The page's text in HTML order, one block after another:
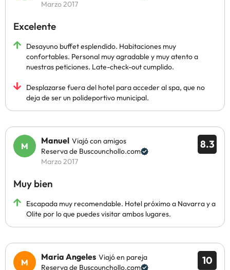
Marzo 2017
Excelente
Desayuno buffet esplendido. Habitaciones muy
confortables. Personal muy agradable y muy atento a
nuestras peticiones. Late-check-out cumplido.
Desplazarse fuera del hotel para acceder al spa, que no
deja de ser un polideportivo municipal.
8.3
Manuel Viajó con amigos
Reserva de Buscounchollo.com
Marzo 2017
Muy bien
Escapada muy recomendable. Hotel próximo a Navarra y a
Olite por lo que puedes visitar ambos lugares.
10
Maria Angeles Viajó en pareja
Reserva de Buscounchollo.com